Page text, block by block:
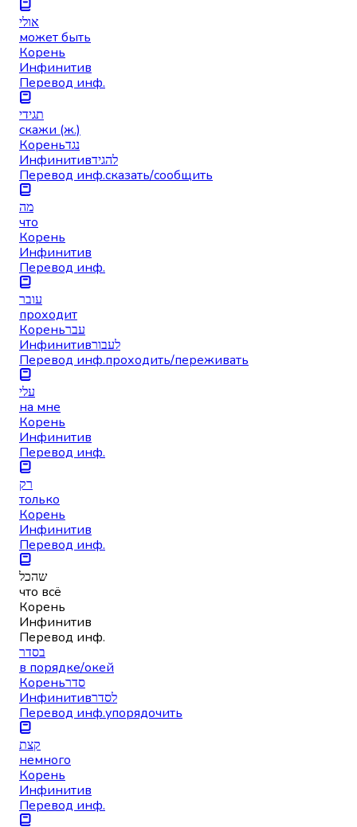
אולי
может быть
Корень
Инфинитив
Перевод инф.
תגידי
скажи (ж.)
Кореньנגד
Инфинитивלהגיד
Перевод инф.сказать/сообщить
מה
что
Корень
Инфинитив
Перевод инф.
עובר
проходит
Кореньעבר
Инфинитивלעבור
Перевод инф.проходить/переживать
עלי
на мне
Корень
Инфинитив
Перевод инф.
רק
только
Корень
Инфинитив
Перевод инф.
שהכל
что всё
Корень
Инфинитив
Перевод инф.
בסדר
в порядке/окей
Кореньסדר
Инфинитивלסדר
Перевод инф.упорядочить
קצת
немного
Корень
Инфинитив
Перевод инф.